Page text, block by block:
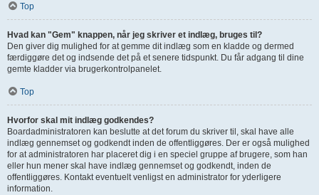
Top
Hvad kan "Gem" knappen, når jeg skriver et indlæg, bruges til?
Den giver dig mulighed for at gemme dit indlæg som en kladde og dermed
færdiggøre det og indsende det på et senere tidspunkt. Du får adgang til dine
gemte kladder via brugerkontrolpanelet.
Top
Hvorfor skal mit indlæg godkendes?
Boardadministratoren kan beslutte at det forum du skriver til, skal have alle
indlæg gennemset og godkendt inden de offentliggøres. Der er også mulighed
for at administratoren har placeret dig i en speciel gruppe af brugere, som han
eller hun mener skal have indlæg gennemset og godkendt, inden de
offentliggøres. Kontakt eventuelt venligst en administrator for yderligere
information.